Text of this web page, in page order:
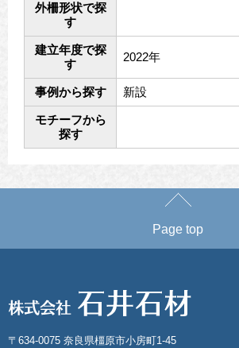
外柵形状で探
す
建立年度で探
す
2022年
事例から探す 新設
モチーフから
探す
Page top
〒634-0075 奈良県橿原市小房町1-45